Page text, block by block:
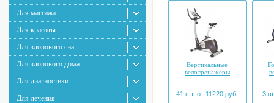
Для массажа
Для красоты
Для здорового сна
Для здорового дома
Для диагностики
Для лечения
Вертикальные
велотренажеры
41 шт. от 11220 руб. 3